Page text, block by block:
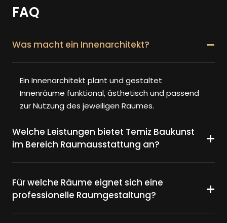
FAQ
Was macht ein Innenarchitekt?
Ein Innenarchitekt plant und gestaltet
Innenräume funktional, ästhetisch und passend
zur Nutzung des jeweiligen Raumes.
Welche Leistungen bietet Temiz Baukunst
im Bereich Raumausstattung an?
Für welche Räume eignet sich eine
professionelle Raumgestaltung?